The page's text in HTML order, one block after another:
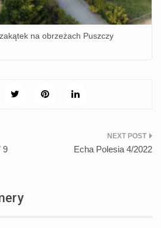
na obrzeżach Puszczy
9
Echa Polesia 4/2022